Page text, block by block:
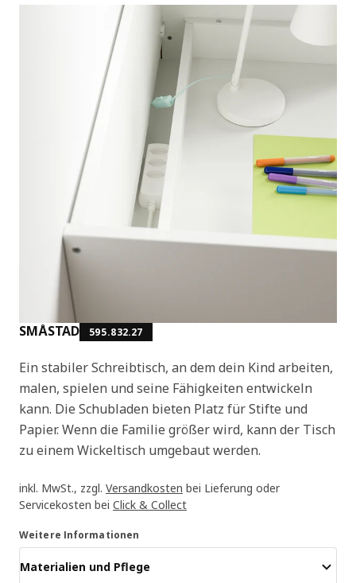
SMÅSTAD 595.832.27
Ein stabiler Schreibtisch, an dem dein Kind arbeiten,
malen, spielen und seine Fähigkeiten entwickeln
kann. Die Schubladen bieten Platz für Stifte und
Papier. Wenn die Familie größer wird, kann der Tisch
zu einem Wickeltisch umgebaut werden.
inkl. MwSt., zzgl. Versandkosten bei Lieferung oder
Servicekosten bei Click & Collect
Weitere Informationen
Materialien und Pflege